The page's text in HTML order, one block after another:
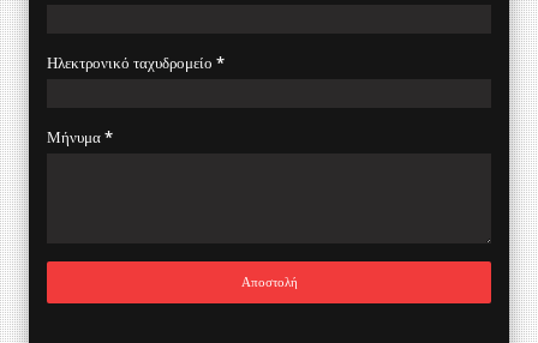
Ηλεκτρονικό ταχυδρομείο *
Μήνυμα*